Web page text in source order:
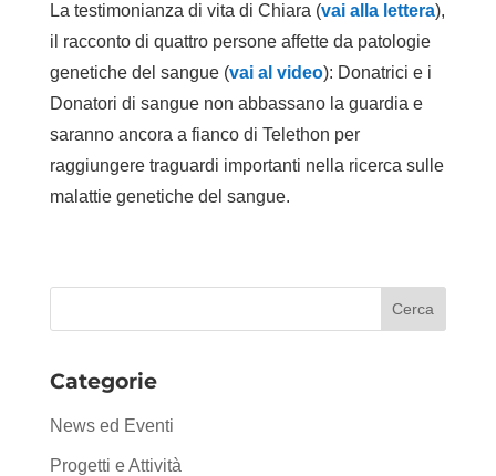
La testimonianza di vita di Chiara (vai alla lettera),
il racconto di quattro persone affette da patologie
genetiche del sangue (vai al video): Donatrici e i
Donatori di sangue non abbassano la guardia e
saranno ancora a fianco di Telethon per
raggiungere traguardi importanti nella ricerca sulle
malattie genetiche del sangue.
Categorie
News ed Eventi
Progetti e Attività